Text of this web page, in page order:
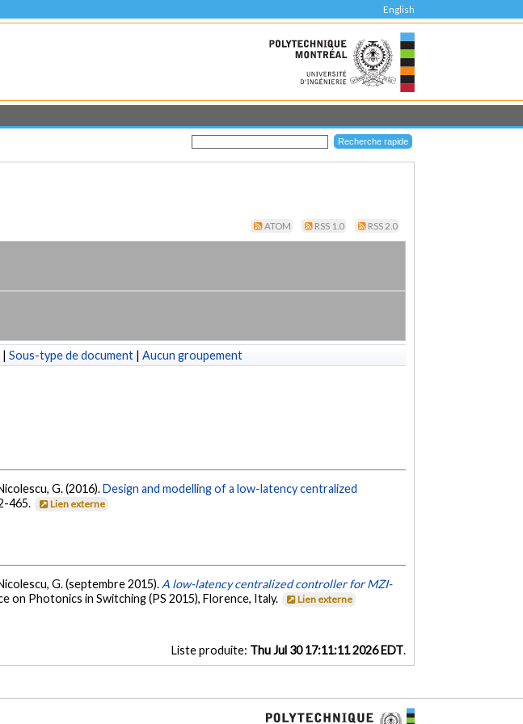
English
ATOM RSS 1.0 RSS 2.0
| Sous-type de document | Aucun groupement
G. (2016).Design and modelling of a low-latency centralized
465. Lien externe
G. (septembre 2015). A low-latency centralized controller for MZI-
Photonics in Switching (PS 2015), Florence, Italy. Lien externe
Liste produite: Thu Jul 30 17:11:11 2026 EDT.